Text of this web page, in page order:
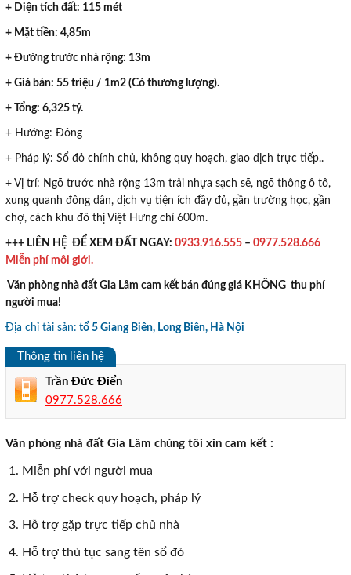
+ Diện tích đất: 115 mét
+ Mặt tiền: 4,85m
+ Đường trước nhà rộng: 13m
+ Giá bán: 55 triệu / 1m2 (Có thương lượng).
+ Tổng: 6,325 tỷ.
+ Hướng: Đông
+ Pháp lý: Sổ đỏ chính chủ, không quy hoạch, giao dịch trực tiếp..
+ Vị trí: Ngõ trước nhà rộng 13m trải nhựa sạch sẽ, ngõ thông ô tô,
xung quanh đông dân, dịch vụ tiện ích đầy đủ, gần trường học, gần
chợ, cách khu đô thị Việt Hưng chỉ 600m.
+++ LIÊN HỆ ĐỂ XEM ĐẤT NGAY: 0933.916.555 – 0977.528.666
Miễn phí môi giới.
Văn phòng nhà đất Gia Lâm cam kết bán đúng giá KHÔNG thu phí
người mua!
Địa chỉ tài sản: tổ 5 Giang Biên, Long Biên, Hà Nội
Thông tin liên hệ
Trần Đức Điển
0977.528.666
Văn phòng nhà đất Gia Lâm chúng tôi xin cam kết :
Miễn phí với người mua
Hỗ trợ check quy hoạch, pháp lý
Hỗ trợ gặp trực tiếp chủ nhà
Hỗ trợ thủ tục sang tên sổ đỏ